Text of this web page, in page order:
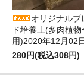
オリジナルブ
ド培養土(多肉植物
用)2020年12月02
280円(税込308円)